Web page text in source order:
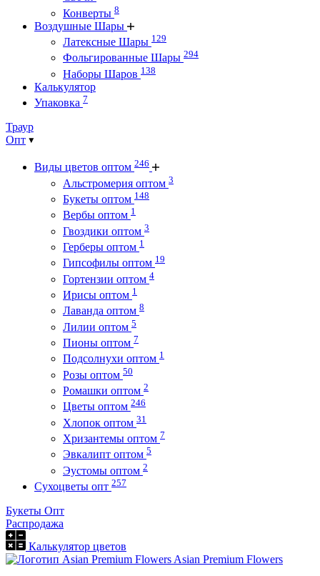
Конверты 8
Воздушные Шары
Латексные Шары 129
Фольгированные Шары 294
Наборы Шаров 138
Калькулятор
Упаковка 7
Траур
Опт
Виды цветов оптом 246
Альстромерия оптом 3
Букеты оптом 148
Вербы оптом 1
Гвоздики оптом 3
Герберы оптом 1
Гипсофилы оптом 19
Гортензии оптом 4
Ирисы оптом 1
Лаванда оптом 8
Лилии оптом 5
Пионы оптом 7
Подсолнухи оптом 1
Розы оптом 50
Ромашки оптом 2
Цветы оптом 246
Хлопок оптом 31
Хризантемы оптом 7
Эвкалипт оптом 5
Эустомы оптом 2
Сухоцветы опт 257
Букеты Опт
Распродажа
Калькулятор цветов
Asian Premium Flowers